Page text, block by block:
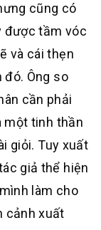
cũng có
được tầm vóc
và cái thẹn
đó. Ông so
cần phải
một tinh thần
giỏi. Tuy xuất
giả thể hiện
làm cho
cảnh xuất